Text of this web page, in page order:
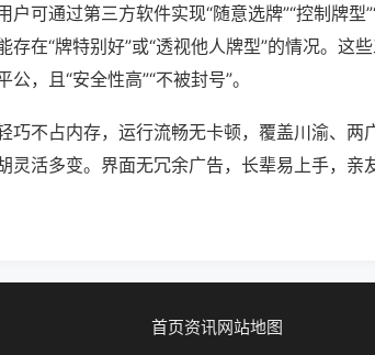
户可通过第三方软件实现“随意选牌”“控制牌型
存在“牌特别好”或“透视他人牌型”的情况。这
，且“安全性高”“不被封号”。
巧不占内存，运行流畅无卡顿，覆盖川渝、两
灵活多变。界面无冗余广告，长辈易上手，亲
首页资讯网站地图